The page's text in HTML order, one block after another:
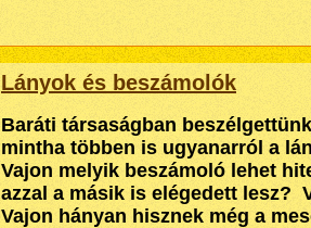
Lányok és beszámolók
Baráti társaságban
mintha többen is ugyanarról a
Vajon melyik beszámoló lehet
azzal a másik is elégedett lesz?
Vajon hányan hisznek még a